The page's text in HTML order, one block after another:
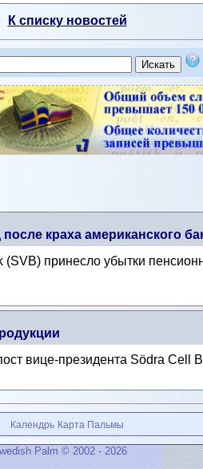
К списку новостей
краха американского
(SVB) принесло убытки
вице-президента Södra Cell
Календрь Карта Пальмы
Palm © 2002 - 2026